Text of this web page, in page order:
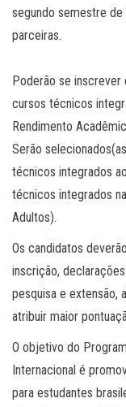
segundo semestre de
parceiras.
Poderão se
cursos técnicos
Rendimento
Serão
técnicos integrados
técnicos integrados
Adultos).
Os candidatos
inscrição,
pesquisa e extensão,
atribuir maior
O objetivo do
Internacional é
para estudantes